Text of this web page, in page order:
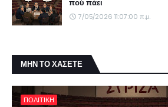
πού πάει
7/05/2026 11:07:00 π.μ.
ΜΗΝ ΤΟ ΧΑΣΕΤΕ
ΠΟΛΙΤΙΚΗ